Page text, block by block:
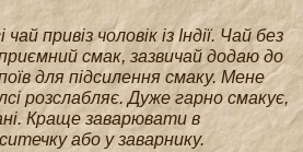
привіз чоловік із Індії. Чай без
смак, зазвичай додаю до
для підсилення смаку. Мене
розслабляє. Дуже гарно смакує,
Краще заварювати в
або у заварнику.